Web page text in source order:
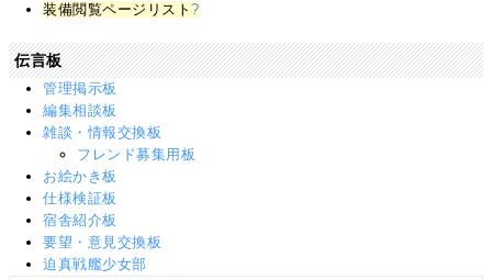
装備閲覧ページリスト?
伝言板
管理掲示板
編集相談板
雑談・情報交換板
フレンド募集用板
お絵かき板
仕様検証板
宿舎紹介板
要望・意見交換板
迫真戦艦少女部